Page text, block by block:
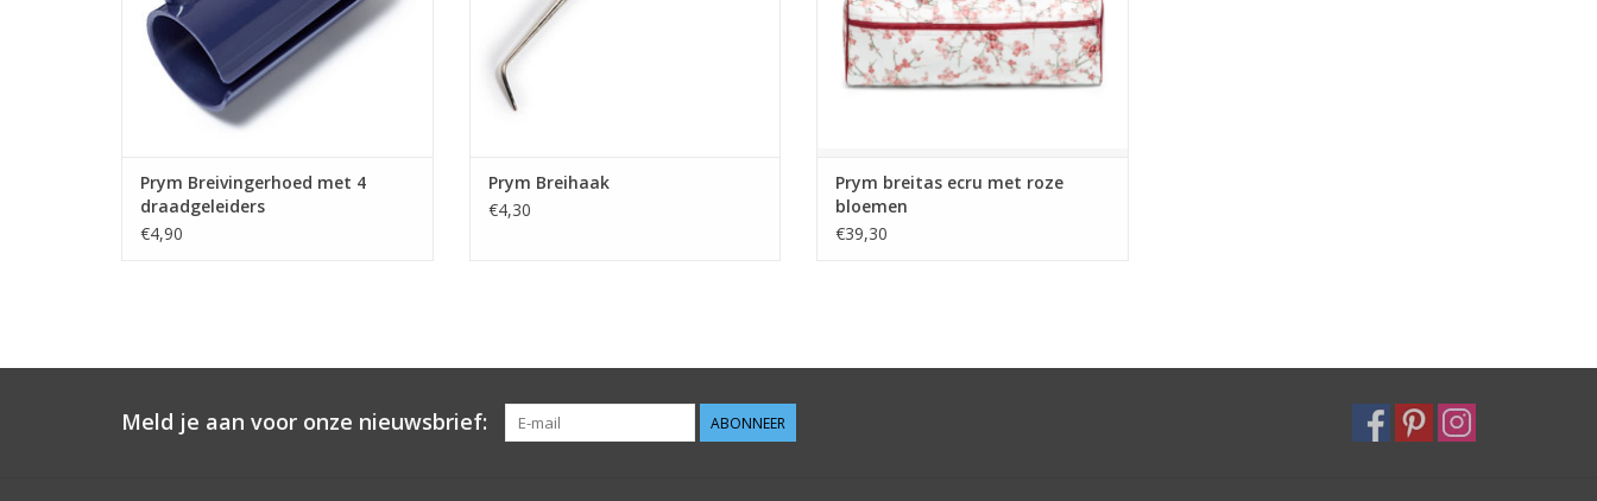
Prym Breivingerhoed met 4
draadgeleiders
€4,90
Prym Breihaak
€4,30
Prym breitas ecru met roze
bloemen
€39,30
Meld je aan voor onze nieuwsbrief: ABONNEER